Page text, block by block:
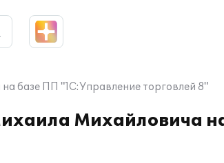
базе ПП "1С:Управление торговлей 8"
Михайловича